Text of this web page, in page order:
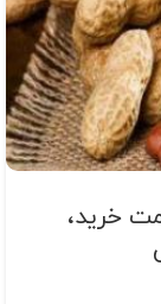
خرید،